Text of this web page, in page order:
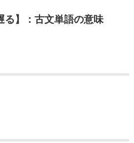
る】：古文単語の意味